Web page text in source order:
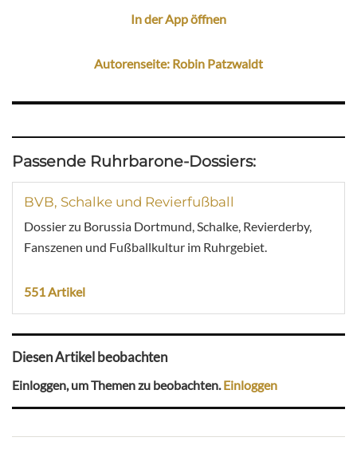
In der App öffnen
Autorenseite: Robin Patzwaldt
Passende Ruhrbarone-Dossiers:
BVB, Schalke und Revierfußball
Dossier zu Borussia Dortmund, Schalke, Revierderby,
Fanszenen und Fußballkultur im Ruhrgebiet.
551 Artikel
Diesen Artikel beobachten
Einloggen, um Themen zu beobachten.Einloggen